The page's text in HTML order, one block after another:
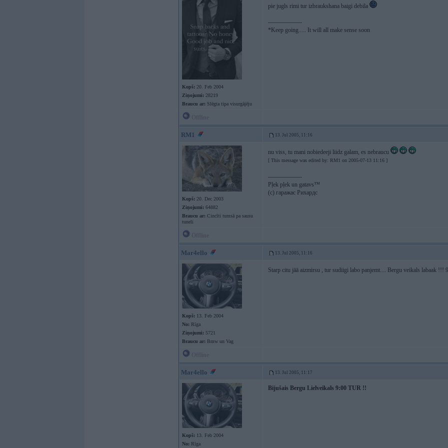
Kopš: 20. Feb 2004
Ziņojumi: 28219
Braucu ar: Slēgta tipa visurgājēju
pie jugls rimi tur izbraukshana baigi debila
-----------------
*Keep going..... It will all make sense soon
RM1 13. Jul 2005, 11:16
Kopš: 20. Dec 2003
Ziņojumi: 64882
Braucu ar: Cincīti tumsā pa sausu
tuneli
nu viss, tu mani nobiedeeji liidz galam, es nebraucu
[ This message was edited by: RM1 on 2005-07-13 11:16 ]
-----------------
Pļek pļek un gatavs™
(c) гаражас Рихардс
Mar4ello 13. Jul 2005, 11:16
Kopš: 13. Feb 2004
No: Rīga
Ziņojumi: 5721
Braucu ar: Bmw un Vag
Starp citu jāā aizmirsu , tur sudiigi labo panjemt.... Bergu veikals labaak !!!
Mar4ello 13. Jul 2005, 11:17
Kopš: 13. Feb 2004
No: Rīga
Bijušais Bergu Lielveikals 9:00 TUR !!